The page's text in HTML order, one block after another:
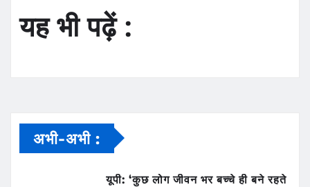
यह भी पढ़ें :
अभी-अभी :
यूपी: ‘कुछ लोग जीवन भर बच्चे ही बने रहते